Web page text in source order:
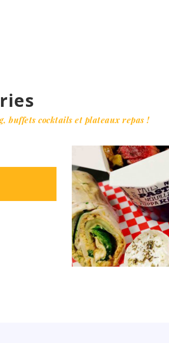
buffets cocktails et plateaux repas !